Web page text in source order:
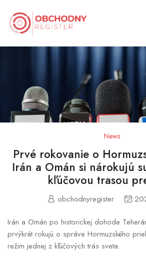
News
Prvé rokovanie o
Irán a Omán si nárokujú
kľúčovou trasou
obchodnyregister
Irán a Omán po historickej dohode
prvýkrát rokujú o správe Hormuzského
režim jednej z kľúčových trás sveta.